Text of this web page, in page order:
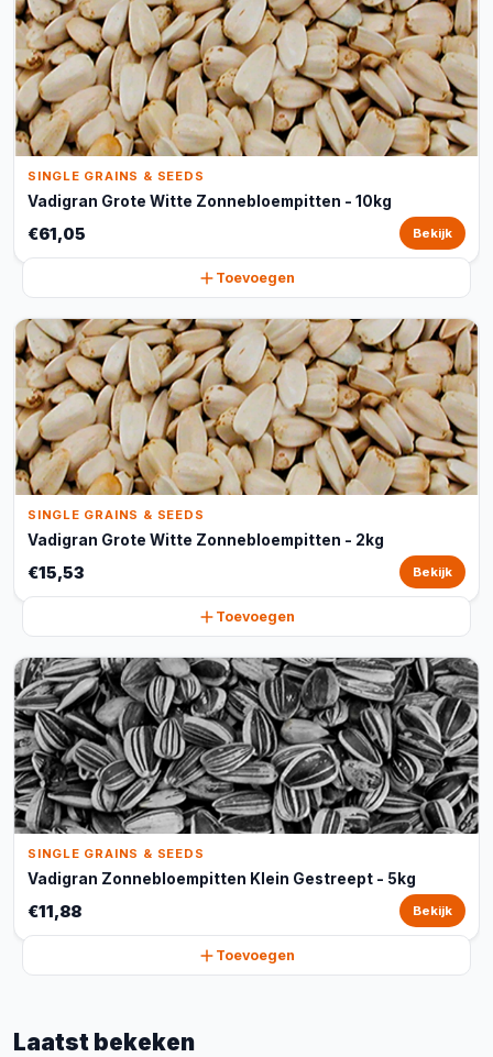
SINGLE GRAINS & SEEDS
Vadigran Grote Witte Zonnebloempitten - 10kg
€61,05 Bekijk
Toevoegen
SINGLE GRAINS & SEEDS
Vadigran Grote Witte Zonnebloempitten - 2kg
€15,53 Bekijk
Toevoegen
SINGLE GRAINS & SEEDS
Vadigran Zonnebloempitten Klein Gestreept - 5kg
€11,88 Bekijk
Toevoegen
Laatst bekeken